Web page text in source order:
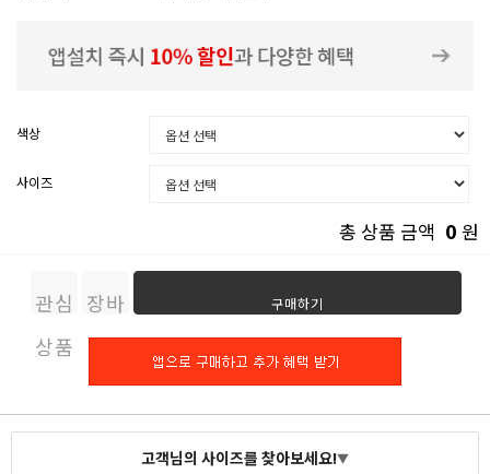
색상
사이즈
총 상품 금액 0 원
관심
상품
장바
구니
구매하기
고객님의 사이즈를 찾아보세요!▼